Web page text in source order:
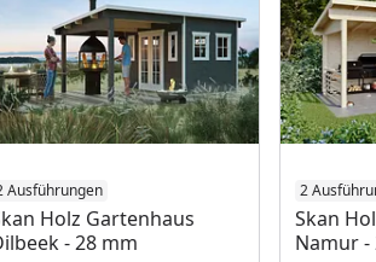
Ausführungen
Holz Gartenhaus
- 28 mm
2
Skan
Namur -